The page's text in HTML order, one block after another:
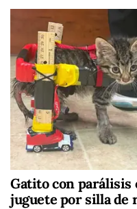
Gatito con parálisis
juguete por silla de